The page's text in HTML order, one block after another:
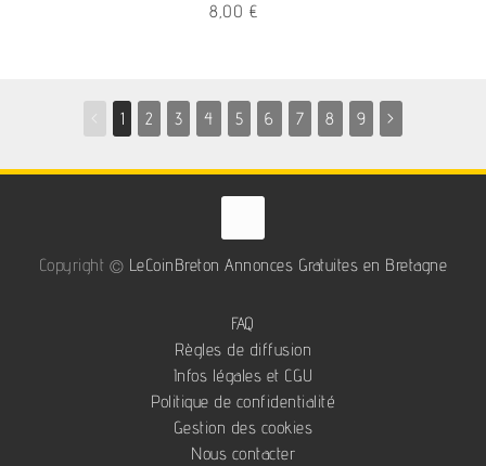
8,00 €
1 2 3 4 5 6 7 8 9 >
Copyright © LeCoinBreton Annonces Gratuites en Bretagne
FAQ
Règles de diffusion
Infos légales et CGU
Politique de confidentialité
Gestion des cookies
Nous contacter